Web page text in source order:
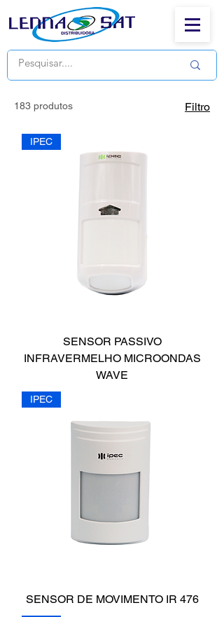
183 produtos Filtro
IPEC
SENSOR PASSIVO
INFRAVERMELHO MICROONDAS
WAVE
IPEC
SENSOR DE MOVIMENTO IR 476